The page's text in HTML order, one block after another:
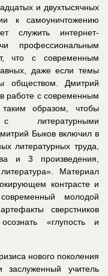
и двухтысячных
к самоуничтожению
служить интернет-
профессиональным
что с современным
даже если темы
обществом. Дмитрий
работе с современным
образом, чтобы
с литературными
Быков включил в
литературных труда,
и 3 произведения,
Материал
контрасте и
молодой
сверстников
«глупость и
нового поколения
заслуженный учитель